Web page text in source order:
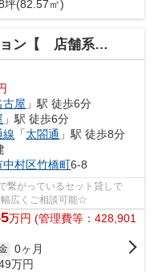
坪(82.57㎡)
店舗系おすすめ 】
古屋 」駅 徒歩6分
」駅 徒歩6分
線 「太閤通 」駅 徒歩8分
中村区竹橋町6-8
繋がっているセット貸しで
広くご相談可能☆
万円 (管理費等：428,901
0ヶ月
万円